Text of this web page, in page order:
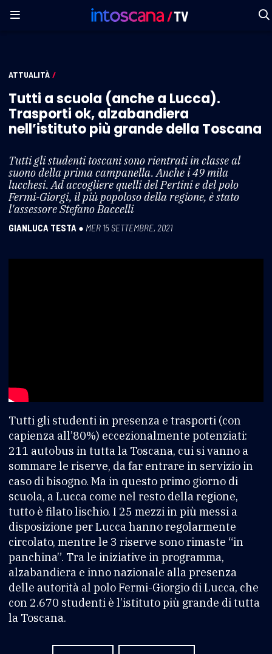
ATTUALITÀ /
Tutti a scuola (anche a Lucca).
Trasporti ok, alzabandiera
nell’istituto più grande della Toscana
Tutti gli studenti toscani sono rientrati in classe al
suono della prima campanella. Anche i 49 mila
lucchesi. Ad accogliere quelli del Pertini e del polo
Fermi-Giorgi, il più popoloso della regione, è stato
l'assessore Stefano Baccelli
GIANLUCA TESTA ● MER 15 SETTEMBRE, 2021
Tutti gli studenti in presenza e trasporti (con
capienza all’80%) eccezionalmente potenziati:
211 autobus in tutta la Toscana, cui si vanno a
sommare le riserve, da far entrare in servizio in
caso di bisogno. Ma in questo primo giorno di
scuola, a Lucca come nel resto della regione,
tutto è filato lischio. I 25 mezzi in più messi a
disposizione per Lucca hanno regolarmente
circolato, mentre le 3 riserve sono rimaste “in
panchina”. Tra le iniziative in programma,
alzabandiera e inno nazionale alla presenza
delle autorità al polo Fermi-Giorgio di Lucca, che
con 2.670 studenti è l’istituto più grande di tutta
la Toscana.